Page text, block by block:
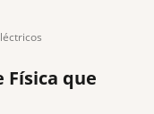
que